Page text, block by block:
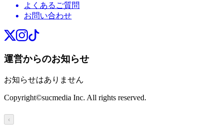
よくあるご質問
お問い合わせ
運営からのお知らせ
お知らせはありません
Copyright©sucmedia Inc. All rights reserved.
‹